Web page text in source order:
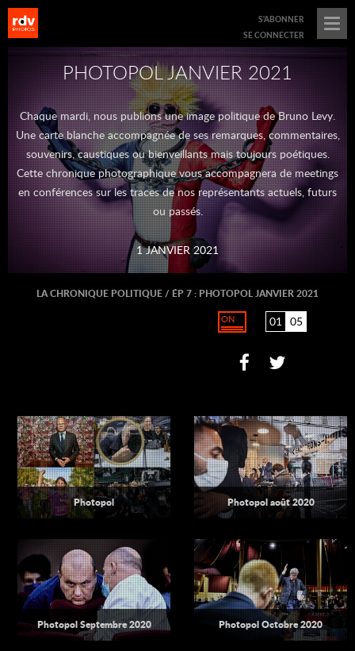
S'ABONNER
SE CONNECTER
menu
opener
PHOTOPOL JANVIER 2021
Chaque mardi, nous publions une image politique de Bruno Levy.
Une carte blanche accompagnée de ses remarques, commentaires,
souvenirs, caustiques ou bienveillants mais toujours poétiques.
Cette chronique photographique vous accompagnera de meetings
en conférences sur les traces de nos représentants actuels, futurs
ou passés.
1 JANVIER 2021
LA CHRONIQUE POLITIQUE / ÉP 7 : PHOTOPOL JANVIER 2021
TOGGLE
CAPTION
01 05
Photopol Photopol août 2020
Photopol Septembre 2020 Photopol Octobre 2020